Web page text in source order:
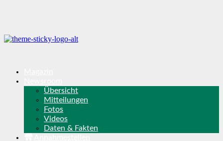
Übersicht
Mitteilungen
Fotos
Videos
Daten & Fakten